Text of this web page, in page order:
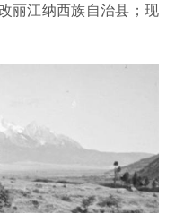
丽江纳西族自治县；现